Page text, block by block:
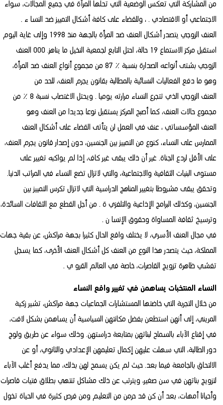
من المشاركة التي تعكس الوضعية التي تحلها المرأة في جميع المجالات، سواء
الاجتماعي أو الاقتصادي . ، وللقضاء على كافة أشكال التمييز ضد النسا ء .
العنف الزوجي يتصدر أشكال العنف ضد المرأة بالجهة منذ 1998 وإلى غاية اليوم
استقبل مركز الاستماع 19 حالة، احتل التابع لجمعية النخيل ما يناهز. 000 العنف
الزوجي بشتى أنواعه الصدارة بنسبة ٪ 87 من مجموع أنواع العنف ضد المرأة،
وهو ما دفع الفعاليات النسائية بالمطالبة بقانون يجرم العنف، للحد من
العنف الزوجي الذي تتجرع النساء مرارته يوميا . ويحتل الاغتصاب نسبة 8 ٪ من
مجموع حالات العنف، كما أصبح المركز يستقبل نوعا جديدا من العنف وهو
العنف المؤسساتي ، عنف في العمل لن يتأتى القضاء على أشكال العنف
الممارس على النساء، كنوع من التمييز بين الجنسين، دون إصدار قانون يجرم العنف،
على الأقل لردع الجناة. غير أن ذلك يبقى غير كاف، إذا لم يواكبه تغيير على
مستوى البنيات الثقافية والاجتماعية، والتي لاتزال تضع النساء في المراتب الدنيا.
وتحقق يبقى مشروطا بتغيير المناهج الدراسية التي لاتزال تكرس التمييز بين
الجنسين، وكذلك البرامج الإذاعية والتلفزي ة . من أجل القطع مع الثقافات السائدة،
وترسيخ ثقافة المساواة وحقوق الإنسا ن .
في مجال العنف الأسري، لا يختلف واقع الحال كثيرا بجهة مراكش، عن بقية جهات
المملكة، حيث يتصدر هذا النوع من العنف كل أشكال العنف الأخرى، كما يسجل
تفشي ظاهرة تزويج القاصرات، خاصة في العالم القرو ي .
النساء المنتخبات يساهمن في تغيير واقع النساء
من خلال التجربة التي خاضتها المستشارات الجماعيات جهة مراكش، تشير زكية
المريني، إلى أنهن استطعن بفضل مكانتهن السياسية أن يساهمن بشكل لافت،
في إقناع الآباء بالسماح لبناتهن بمتابعة دراستهن. وذلك سواء عن طريق ولوج
دور الطالبة، التي سهلت عليهن إكمال تعليمهن الإعدادي والثانوي، أو عن
الالتحاق بالجامعة فيما بعد. حيث لم يكن يسمح لهن بذلك، مما يدفع أغلب الآباء
لتزويج بناتهن في سن صغير، ويترتب عن ذلك مشاكل تنتهي بطلاق فتيات قاصرات
وأحيانا أمهات، بعد أن كن قد حرمن من التعليم ومن فرص كثيرة في الحياة تخول